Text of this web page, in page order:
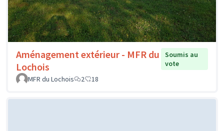
Aménagement extérieur - MFR du
Lochois
Soumis au
vote
MFR du Lochois
2 18